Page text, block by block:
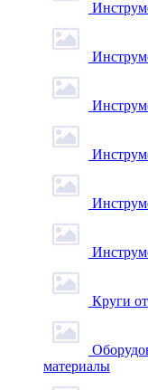
Круги
материалы